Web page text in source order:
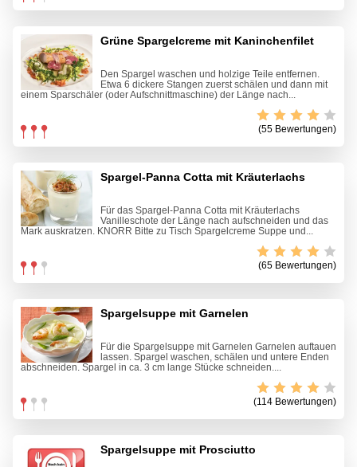
Grüne Spargelcreme mit Kaninchenfilet
Den Spargel waschen und holzige Teile entfernen.
Etwa 6 dickere Stangen zuerst schälen und dann mit
einem Sparschäler (oder Aufschnittmaschine) der Länge nach...
(55 Bewertungen)
Spargel-Panna Cotta mit Kräuterlachs
Für das Spargel-Panna Cotta mit Kräuterlachs
Vanilleschote der Länge nach aufschneiden und das
Mark auskratzen. KNORR Bitte zu Tisch Spargelcreme Suppe und...
(65 Bewertungen)
Spargelsuppe mit Garnelen
Für die Spargelsuppe mit Garnelen Garnelen auftauen
lassen. Spargel waschen, schälen und untere Enden
abschneiden. Spargel in ca. 3 cm lange Stücke schneiden....
(114 Bewertungen)
Spargelsuppe mit Prosciutto